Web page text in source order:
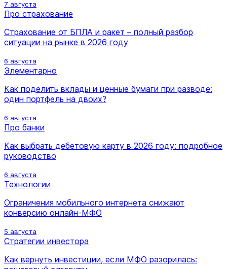
7 августа
Про страхование
Страхование от БПЛА и ракет – полный разбор
ситуации на рынке в 2026 году
6 августа
Элементарно
Как поделить вклады и ценные бумаги при разводе:
один портфель на двоих?
6 августа
Про банки
Как выбрать дебетовую карту в 2026 году: подробное
руководство
6 августа
Технологии
Ограничения мобильного интернета снижают
конверсию онлайн-МФО
5 августа
Стратегии инвестора
Как вернуть инвестиции, если МФО разорилась: